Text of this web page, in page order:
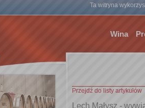
Ta witryna
Wina
Przejdź do listy artykułów
Lech Małysz -